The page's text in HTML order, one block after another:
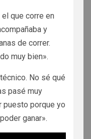
que corre en
y
de correr.
muy bien».
No sé qué
pasé muy
puesto porque yo
ganar».